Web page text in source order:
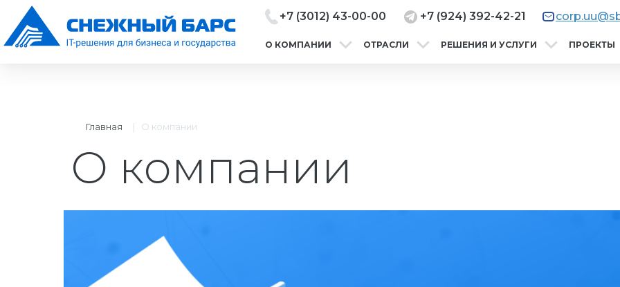
+7 (3012) 43-00-00 +7 (924) 392-42-21
О КОМПАНИИ ОТРАСЛИ РЕШЕНИЯ И УСЛУГИ ПРОЕКТЫ
Главная | О компании
О компании